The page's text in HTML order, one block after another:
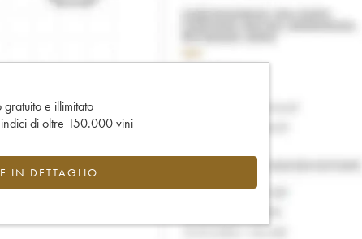
gratuito e illimitato
di oltre 150.000 vini
IN DETTAGLIO